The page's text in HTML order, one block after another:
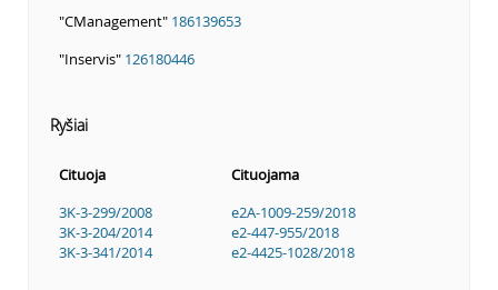
"CManagement" 186139653
"Inservis" 126180446
Ryšiai
Cituoja
Cituojama
3K-3-299/2008
3K-3-204/2014
3K-3-341/2014
e2A-1009-259/2018
e2-447-955/2018
e2-4425-1028/2018